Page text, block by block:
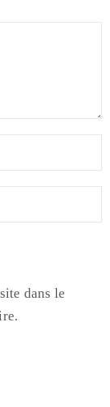
dans le